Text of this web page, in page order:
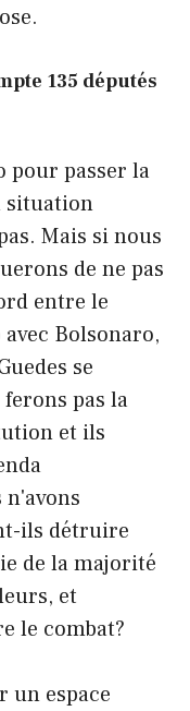
135 députés
pour passer la
situation
Mais si nous
de ne pas
entre le
Bolsonaro,
se
pas la
et ils
ils détruire
de la majorité
et
le combat?
un espace